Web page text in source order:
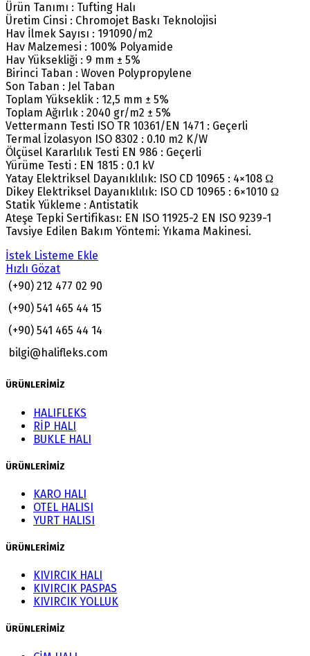
Ürün Tanımı : Tufting Halı
Üretim Cinsi : Chromojet Baskı Teknolojisi
Hav İlmek Sayısı : 191090/m2
Hav Malzemesi : 100% Polyamide
Hav Yüksekliği : 9 mm ± 5%
Birinci Taban : Woven Polypropylene
Son Taban : Jel Taban
Toplam Yükseklik : 12,5 mm ± 5%
Toplam Ağırlık : 2040 gr/m2 ± 5%
Vettermann Testi ISO TR 10361/EN 1471 : Geçerli
Termal İzolasyon ISO 8302 : 0.10 m2 K/W
Ölçüsel Kararlılık Testi EN 986 : Geçerli
Yürüme Testi : EN 1815 : 0.1 kV
Yatay Elektriksel Dayanıklılık: ISO CD 10965 : 4×108 Ω
Dikey Elektriksel Dayanıklılık: ISO CD 10965 : 6×1010 Ω
Statik Yükleme : Antistatik
Ateşe Tepki Sertifikası: EN ISO 11925-2 EN ISO 9239-1
Tavsiye Edilen Bakım Yöntemi: Yıkama Makinesi.
İstek Listeme Ekle
Hızlı Gözat
(+90) 212 477 02 90
(+90) 541 465 44 15
(+90) 541 465 44 14
bilgi@halifleks.com
ÜRÜNLERİMİZ
HALIFLEKS
RİP HALI
BUKLE HALI
ÜRÜNLERİMİZ
KARO HALI
OTEL HALISI
YURT HALISI
ÜRÜNLERİMİZ
KIVIRCIK HALI
KIVIRCIK PASPAS
KIVIRCIK YOLLUK
ÜRÜNLERİMİZ